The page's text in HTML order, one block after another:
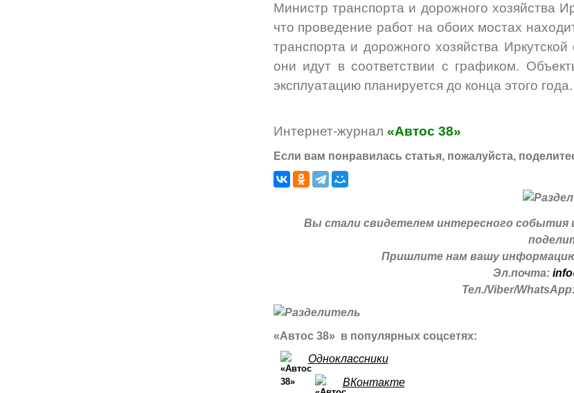
Министр транспорта и дорожного хозяйства
что проведение работ на обоих мостах
транспорта и дорожного хозяйства
они идут в соответствии с графиком.
эксплуатацию планируется до конца этого года.
Интернет-журнал «Автос 38»
Если вам понравилась статья, пожалуйста,
Вы стали свидетелем интересного
Пришлите нам вашу
Эл.почта:
Тел./Viber/
«Автос 38» в популярных соцсетях:
Одноклассники
ВКонтакте